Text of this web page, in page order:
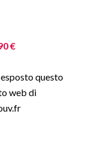
€
questo
web di